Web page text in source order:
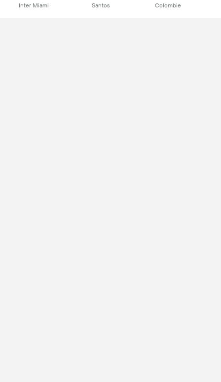
Inter Miami Santos Colombie